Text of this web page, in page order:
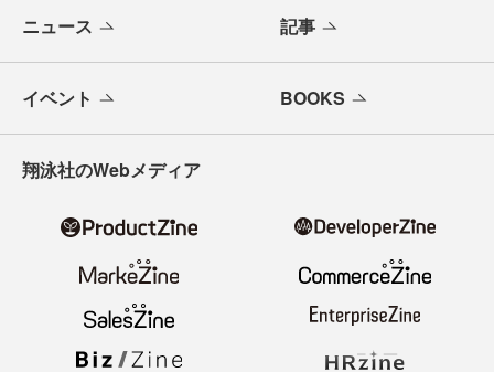
ニュース 記事
イベント BOOKS
翔泳社のWebメディア